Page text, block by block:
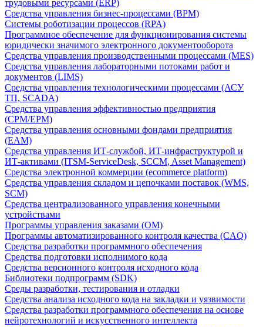
трудовыми ресурсами (ERP)
Средства управления бизнес-процессами (BPM)
Системы роботизации процессов (RPA)
Программное обеспечение для функционирования системы
юридически значимого электронного документооборота
Средства управления производственными процессами (MES)
Средства управления лабораторными потоками работ и
документов (LIMS)
Средства управления технологическими процессами (АСУ
ТП, SCADA)
Средства управления эффективностью предприятия
(CPM/EPM)
Средства управления основными фондами предприятия
(EAM)
Средства управления ИТ-службой, ИТ-инфраструктурой и
ИТ-активами (ITSM-ServiceDesk, SCCM, Asset Management)
Средства электронной коммерции (ecommerce platform)
Средства управления складом и цепочками поставок (WMS,
SCM)
Средства централизованного управления конечными
устройствами
Программы управления заказами (OM)
Программы автоматизированного контроля качества (CAQ)
Средства разработки программного обеспечения
Средства подготовки исполнимого кода
Средства версионного контроля исходного кода
Библиотеки подпрограмм (SDK)
Среды разработки, тестирования и отладки
Средства анализа исходного кода на закладки и уязвимости
Средства разработки программного обеспечения на основе
нейротехнологий и искусственного интеллекта